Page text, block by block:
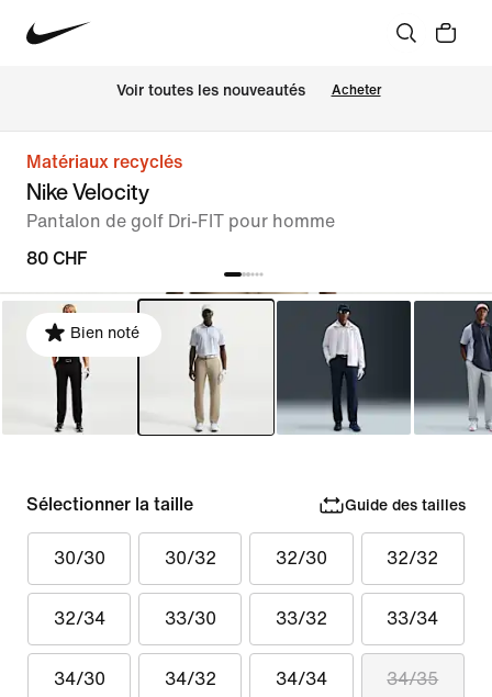
Voir toutes les nouveautés Acheter
Matériaux recyclés
Nike Velocity
Pantalon de golf Dri-FIT pour homme
80 CHF
Bien noté
Sélectionner la taille Guide des tailles
30/30 30/32 32/30 32/32
32/34 33/30 33/32 33/34
34/30 34/32 34/34 34/35